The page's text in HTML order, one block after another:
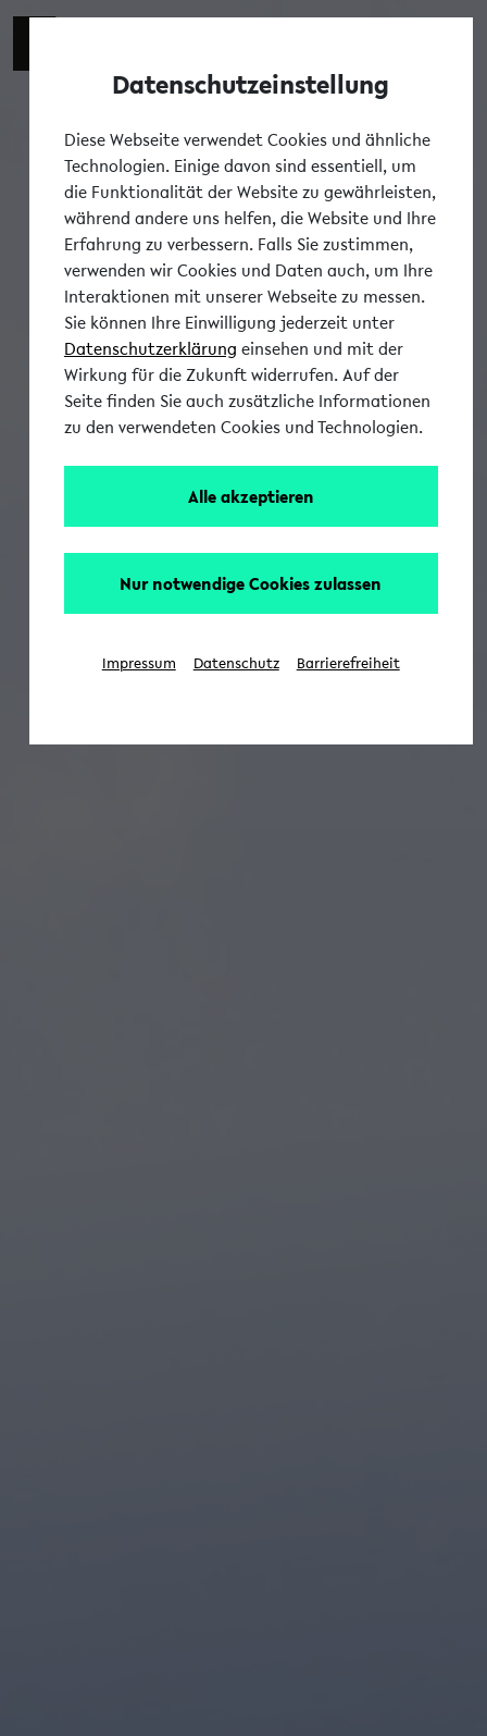
Datenschutzeinstellung
Diese Webseite verwendet Cookies und ähnliche
Technologien. Einige davon sind essentiell, um
die Funktionalität der Website zu gewährleisten,
während andere uns helfen, die Website und Ihre
Erfahrung zu verbessern. Falls Sie zustimmen,
verwenden wir Cookies und Daten auch, um Ihre
Interaktionen mit unserer Webseite zu messen.
Sie können Ihre Einwilligung jederzeit unter
Datenschutzerklärung einsehen und mit der
Wirkung für die Zukunft widerrufen. Auf der
Seite finden Sie auch zusätzliche Informationen
zu den verwendeten Cookies und Technologien.
Alle akzeptieren
Nur notwendige Cookies zulassen
Impressum Datenschutz Barrierefreiheit